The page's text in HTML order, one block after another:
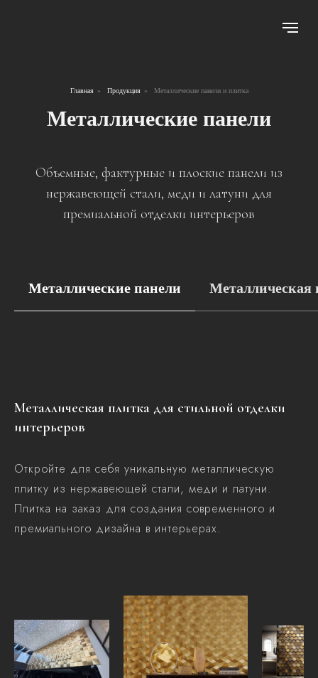
Главная » Продукция » Металлические панели и плитка
Металлические панели
Объемные, фактурные и плоские панели из
нержавеющей стали, меди и латуни для
премиальной отделки интерьеров
Металлические панели Металлическая
Металлическая плитка для стильной отделки
интерьеров
Откройте для себя уникальную металлическую
плитку из нержавеющей стали, меди и латуни.
Плитка на заказ для создания современного и
премиального дизайна в интерьерах.